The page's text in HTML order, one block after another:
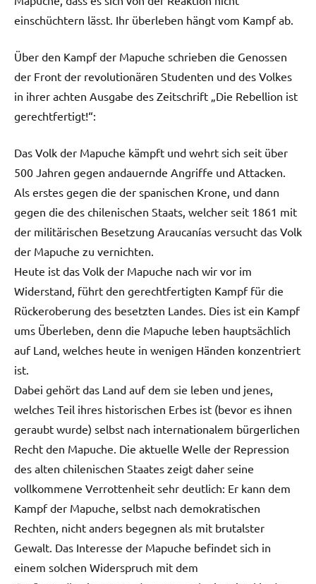
einschüchtern lässt. Ihr überleben hängt vom Kampf ab.
Über den Kampf der Mapuche schrieben die Genossen
der Front der revolutionären Studenten und des Volkes
in ihrer achten Ausgabe des Zeitschrift „Die Rebellion ist
gerechtfertigt!“:
Das Volk der Mapuche kämpft und wehrt sich seit über
500 Jahren gegen andauernde Angriffe und Attacken.
Als erstes gegen die der spanischen Krone, und dann
gegen die des chilenischen Staats, welcher seit 1861 mit
der militärischen Besetzung Araucanías versucht das Volk
der Mapuche zu vernichten.
Heute ist das Volk der Mapuche nach wir vor im
Widerstand, führt den gerechtfertigten Kampf für die
Rückeroberung des besetzten Landes. Dies ist ein Kampf
ums Überleben, denn die Mapuche leben hauptsächlich
auf Land, welches heute in wenigen Händen konzentriert
ist.
Dabei gehört das Land auf dem sie leben und jenes,
welches Teil ihres historischen Erbes ist (bevor es ihnen
geraubt wurde) selbst nach internationalem bürgerlichen
Recht den Mapuche. Die aktuelle Welle der Repression
des alten chilenischen Staates zeigt daher seine
vollkommene Verrottenheit sehr deutlich: Er kann dem
Kampf der Mapuche, selbst nach demokratischen
Rechten, nicht anders begegnen als mit brutalster
Gewalt. Das Interesse der Mapuche befindet sich in
einem solchen Widerspruch mit dem